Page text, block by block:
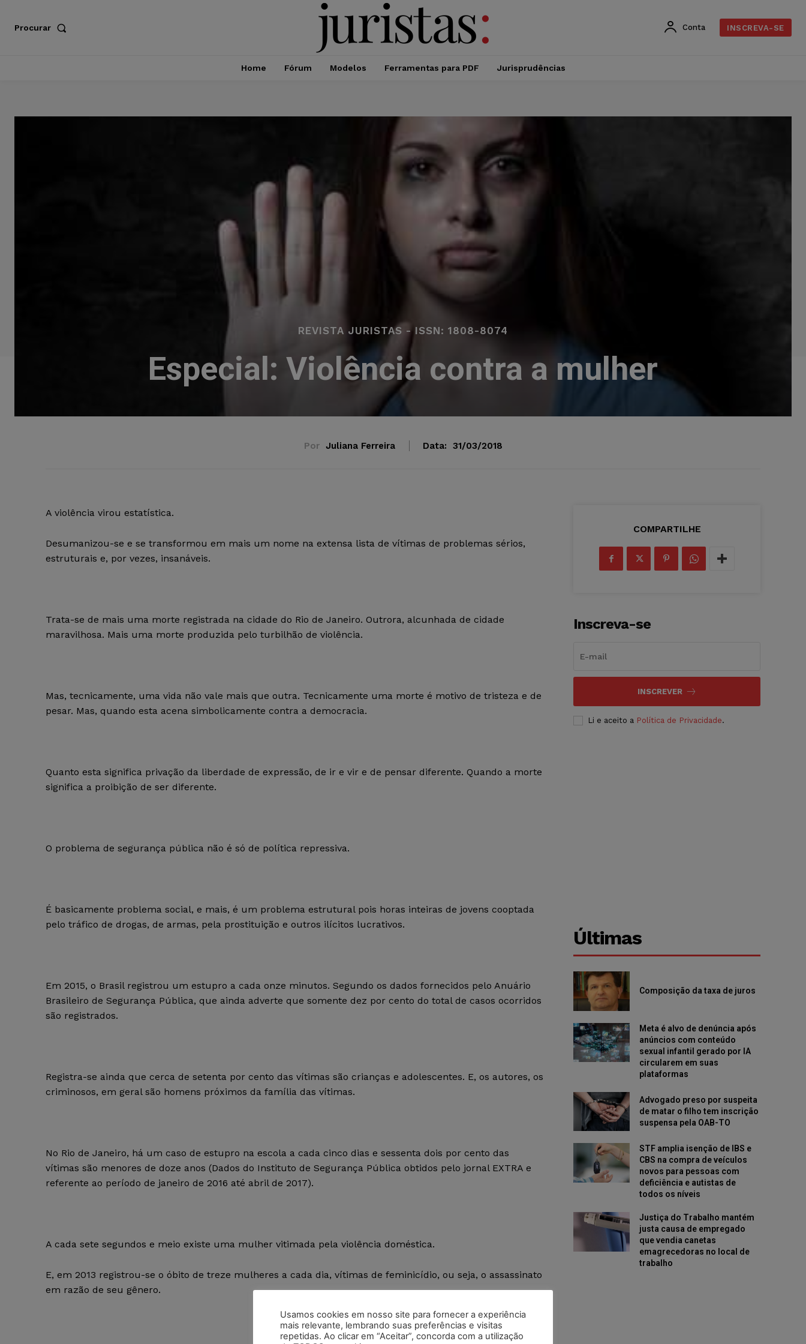
Procurar Conta INSCREVA-SE
Home Fórum Modelos Ferramentas para PDF Jurisprudências
REVISTA JURISTAS - ISSN: 1808-8074
Especial: Violência contra a mulher
Por Juliana Ferreira Data: 31/03/2018
A violência virou estatística.
Desumanizou-se e se transformou em mais um nome na extensa lista de vítimas de problemas sérios,
estruturais e, por vezes, insanáveis.
Trata-se de mais uma morte registrada na cidade do Rio de Janeiro. Outrora, alcunhada de cidade
maravilhosa. Mais uma morte produzida pelo turbilhão de violência.
Mas, tecnicamente, uma vida não vale mais que outra. Tecnicamente uma morte é motivo de tristeza e de
pesar. Mas, quando esta acena simbolicamente contra a democracia.
Quanto esta significa privação da liberdade de expressão, de ir e vir e de pensar diferente. Quando a morte
significa a proibição de ser diferente.
O problema de segurança pública não é só de política repressiva.
É basicamente problema social, e mais, é um problema estrutural pois horas inteiras de jovens cooptada
pelo tráfico de drogas, de armas, pela prostituição e outros ilícitos lucrativos.
Em 2015, o Brasil registrou um estupro a cada onze minutos. Segundo os dados fornecidos pelo Anuário
Brasileiro de Segurança Pública, que ainda adverte que somente dez por cento do total de casos ocorridos
são registrados.
Registra-se ainda que cerca de setenta por cento das vítimas são crianças e adolescentes. E, os autores, os
criminosos, em geral são homens próximos da família das vítimas.
No Rio de Janeiro, há um caso de estupro na escola a cada cinco dias e sessenta dois por cento das
vítimas são menores de doze anos (Dados do Instituto de Segurança Pública obtidos pelo jornal EXTRA e
referente ao período de janeiro de 2016 até abril de 2017).
A cada sete segundos e meio existe uma mulher vitimada pela violência doméstica.
E, em 2013 registrou-se o óbito de treze mulheres a cada dia, vítimas de feminicídio, ou seja, o assassinato
em razão de seu gênero.
COMPARTILHE
Inscreva-se
INSCREVER
Li e aceito a Política de Privacidade.
Últimas
Composição da taxa de juros
Meta é alvo de denúncia após
anúncios com conteúdo
sexual infantil gerado por IA
circularem em suas
plataformas
Advogado preso por suspeita
de matar o filho tem inscrição
suspensa pela OAB-TO
STF amplia isenção de IBS e
CBS na compra de veículos
novos para pessoas com
deficiência e autistas de
todos os níveis
Justiça do Trabalho mantém
justa causa de empregado
que vendia canetas
emagrecedoras no local de
trabalho
Usamos cookies em nosso site para fornecer a experiência
mais relevante, lembrando suas preferências e visitas
repetidas. Ao clicar em “Aceitar”, concorda com a utilização